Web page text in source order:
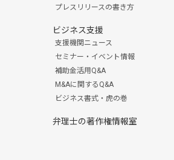
プレスリリースの書き方
ビジネス支援
支援機関ニュース
セミナー・イベント情報
補助金活用Q&A
M&Aに関するQ&A
ビジネス書式・虎の巻
弁理士の著作権情報室